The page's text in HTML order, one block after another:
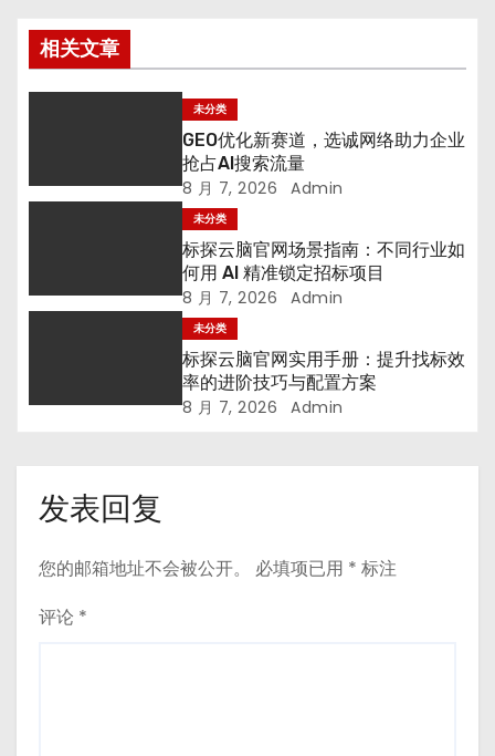
相关文章
未分类
GEO优化新赛道，选诚网络助力企业
抢占AI搜索流量
8 月 7, 2026 Admin
未分类
标探云脑官网场景指南：不同行业如
何用 AI 精准锁定招标项目
8 月 7, 2026 Admin
未分类
标探云脑官网实用手册：提升找标效
率的进阶技巧与配置方案
8 月 7, 2026 Admin
发表回复
您的邮箱地址不会被公开。 必填项已用 * 标注
评论 *